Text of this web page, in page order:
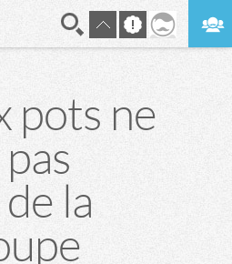
pots ne
la